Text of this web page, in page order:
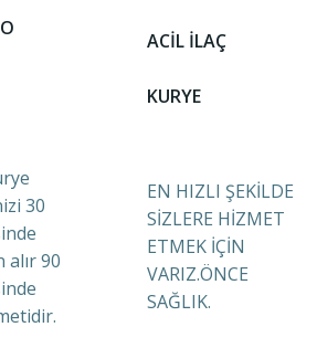
30
alır 90
ACİL İLAÇ
KURYE
EN HIZLI ŞEKİLDE
SİZLERE HİZMET
ETMEK İÇİN
VARIZ.ÖNCE
SAĞLIK.